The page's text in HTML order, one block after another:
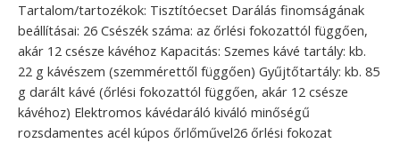
Tartalom/tartozékok: Tisztítóecset Darálás finomságának
beállításai: 26 Csészék száma: az őrlési fokozattól függően,
akár 12 csésze kávéhoz Kapacitás: Szemes kávé tartály: kb.
22 g kávészem (szemmérettől függően) Gyűjtőtartály: kb. 85
g darált kávé (őrlési fokozattól függően, akár 12 csésze
kávéhoz) Elektromos kávédaráló kiváló minőségű
rozsdamentes acél kúpos őrlőművel26 őrlési fokozat